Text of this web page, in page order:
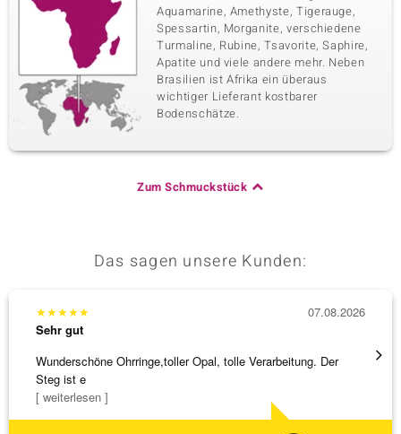
Aquamarine, Amethyste, Tigerauge,
Spessartin, Morganite, verschiedene
Turmaline, Rubine, Tsavorite, Saphire,
Apatite und viele andere mehr. Neben
Brasilien ist Afrika ein überaus
wichtiger Lieferant kostbarer
Bodenschätze.
Zum Schmuckstück
Das sagen unsere Kunden:
★★★★★
Sehr gut
Wunderschöne Ohrringe,toller Opal, tolle Verarbeitung. Der
Steg ist e
[ weiterlesen ]
07.08.2026
Eine